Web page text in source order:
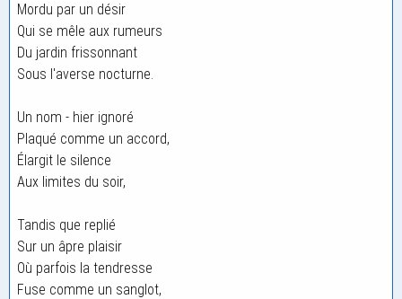
Mordu par un désir
Qui se mêle aux rumeurs
Du jardin frissonnant
Sous l'averse nocturne.
Un nom - hier ignoré
Plaqué comme un accord,
Élargit le silence
Aux limites du soir,
Tandis que replié
Sur un âpre plaisir
Où parfois la tendresse
Fuse comme un sanglot,